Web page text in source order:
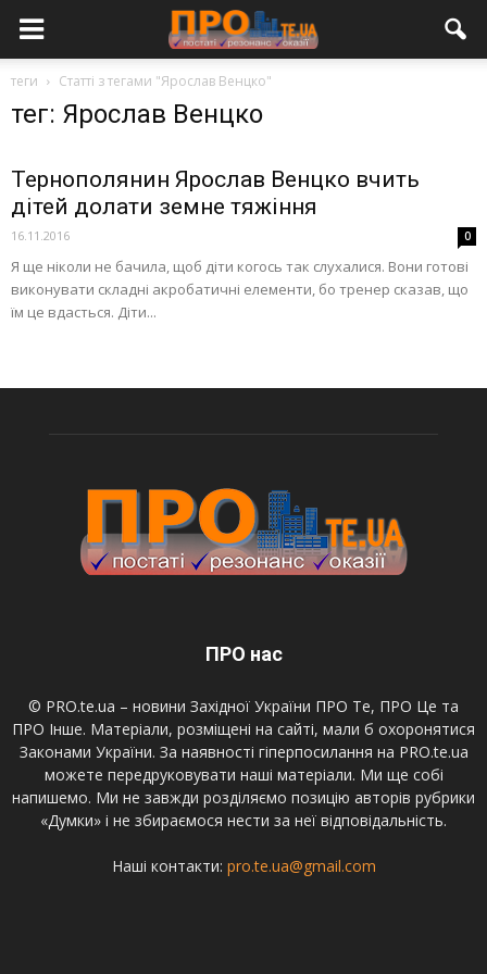
теги Статті з тегами "Ярослав Венцко"
тег: Ярослав Венцко
Тернополянин Ярослав Венцко вчить
дітей долати земне тяжіння
16.11.2016 0
Я ще ніколи не бачила, щоб діти когось так слухалися. Вони готові
виконувати складні акробатичні елементи, бо тренер сказав, що
їм це вдасться. Діти...
ПРО нас
© PRO.te.ua – новини Західної України ПРО Те, ПРО Це та
ПРО Інше. Матеріали, розміщені на сайті, мали б охоронятися
Законами України. За наявності гіперпосилання на PRO.te.ua
можете передруковувати наші матеріали. Ми ще собі
напишемо. Ми не завжди розділяємо позицію авторів рубрики
«Думки» і не збираємося нести за неї відповідальність.
Наші контакти: pro.te.ua@gmail.com